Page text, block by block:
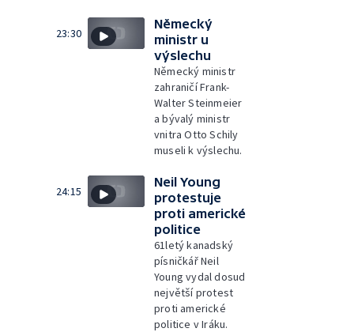
23:30
Německý
ministr u
výslechu
Německý ministr
zahraničí Frank-
Walter Steinmeier
a bývalý ministr
vnitra Otto Schily
museli k výslechu.
24:15
Neil Young
protestuje
proti americké
politice
61letý kanadský
písničkář Neil
Young vydal dosud
největší protest
proti americké
politice v Iráku.